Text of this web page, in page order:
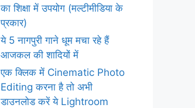
का शिक्षा में उपयोग (मल्टीमीडिया के
प्रकार)
ये 5 नागपुरी गाने धूम मचा रहे हैं
आजकल की शादियों में
एक क्लिक में Cinematic Photo
Editing करना है तो अभी
डाउनलोड करें ये Lightroom